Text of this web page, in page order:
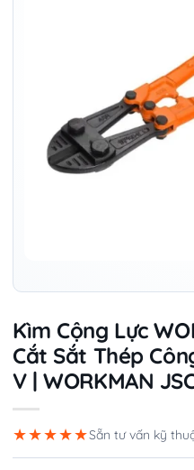
Kìm Cộng Lực
Cắt Sắt Thép
V | WORKMAN
★★★★★Sẵn tư vấn kỹ